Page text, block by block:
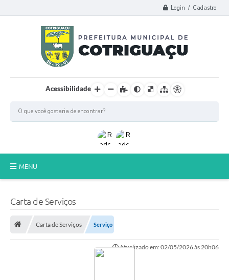
Login / Cadastro
Acessibilidade
MENU
A Prefeitura
Carta de Serviços
Carta de Serviços Serviço
Atualizado em: 02/05/2026 às 20h06